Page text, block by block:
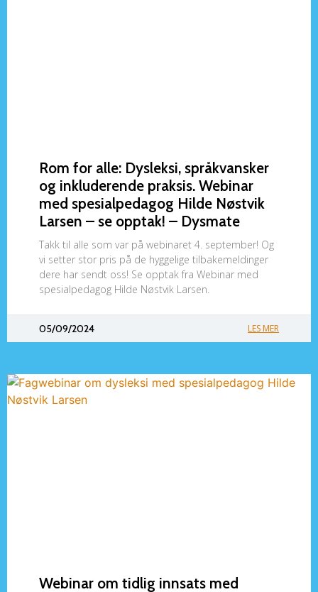
Rom for alle: Dysleksi, språkvansker
og inkluderende praksis. Webinar
med spesialpedagog Hilde Nøstvik
Larsen – se opptak! – Dysmate
Takk til alle som var på webinaret 4. september! Og
vi setter stor pris på de hyggelige tilbakemeldinger
dere har sendt oss! Se opptak fra Webinar med
spesialpedagog Hilde Nøstvik Larsen.
LES MER
05/09/2024
Webinar om tidlig innsats med